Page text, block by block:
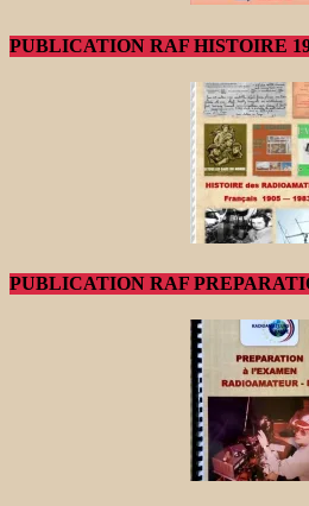
PUBLICATION RAF HISTOIRE
PUBLICATION RAF